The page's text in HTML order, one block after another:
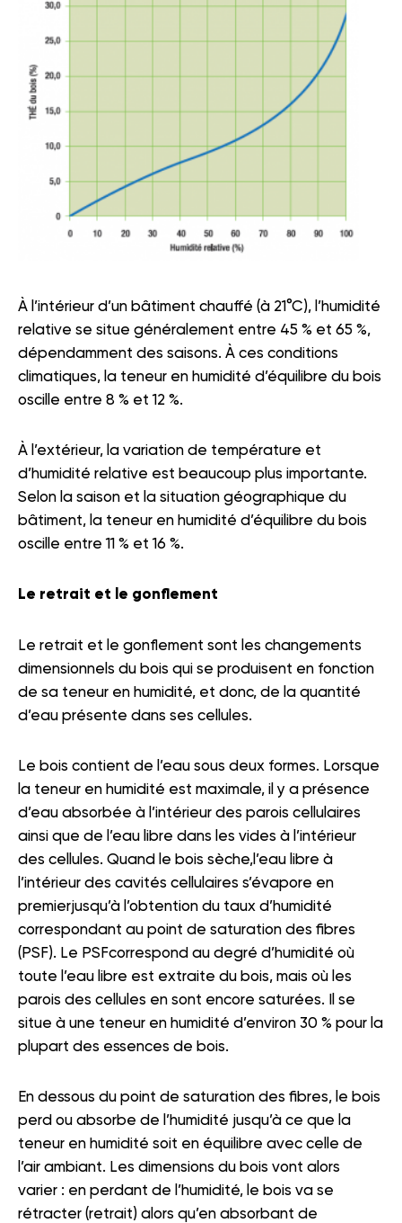
À l’intérieur d’un bâtiment chauffé (à 21°C), l’humidité
relative se situe généralement entre 45 % et 65 %,
dépendamment des saisons. À ces conditions
climatiques, la teneur en humidité d’équilibre du bois
oscille entre 8 % et 12 %.
À l’extérieur, la variation de température et
d’humidité relative est beaucoup plus importante.
Selon la saison et la situation géographique du
bâtiment, la teneur en humidité d’équilibre du bois
oscille entre 11 % et 16 %.
Le retrait et le gonflement
Le retrait et le gonflement sont les changements
dimensionnels du bois qui se produisent en fonction
de sa teneur en humidité, et donc, de la quantité
d’eau présente dans ses cellules.
Le bois contient de l’eau sous deux formes. Lorsque
la teneur en humidité est maximale, il y a présence
d’eau absorbée à l’intérieur des parois cellulaires
ainsi que de l’eau libre dans les vides à l’intérieur
des cellules. Quand le bois sèche,l’eau libre à
l’intérieur des cavités cellulaires s’évapore en
premierjusqu’à l’obtention du taux d’humidité
correspondant au point de saturation des fibres
(PSF). Le PSFcorrespond au degré d’humidité où
toute l’eau libre est extraite du bois, mais où les
parois des cellules en sont encore saturées. Il se
situe à une teneur en humidité d’environ 30 % pour la
plupart des essences de bois.
En dessous du point de saturation des fibres, le bois
perd ou absorbe de l’humidité jusqu’à ce que la
teneur en humidité soit en équilibre avec celle de
l’air ambiant. Les dimensions du bois vont alors
varier : en perdant de l’humidité, le bois va se
rétracter (retrait) alors qu’en absorbant de